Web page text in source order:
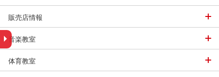
販売店情報
音楽教室
体育教室